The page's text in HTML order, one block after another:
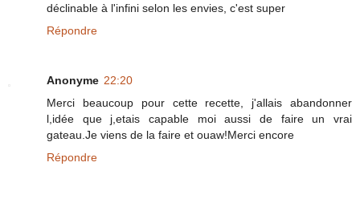
déclinable à l'infini selon les envies, c'est super
Répondre
Anonyme 22:20
Merci beaucoup pour cette recette, j'allais abandonner
l,idée que j,etais capable moi aussi de faire un vrai
gateau.Je viens de la faire et ouaw!Merci encore
Répondre